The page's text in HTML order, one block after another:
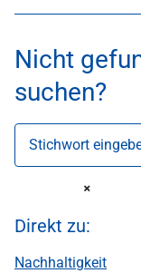
Nicht
suchen?
Stichwort
Direkt zu:
Nachhaltigkeit